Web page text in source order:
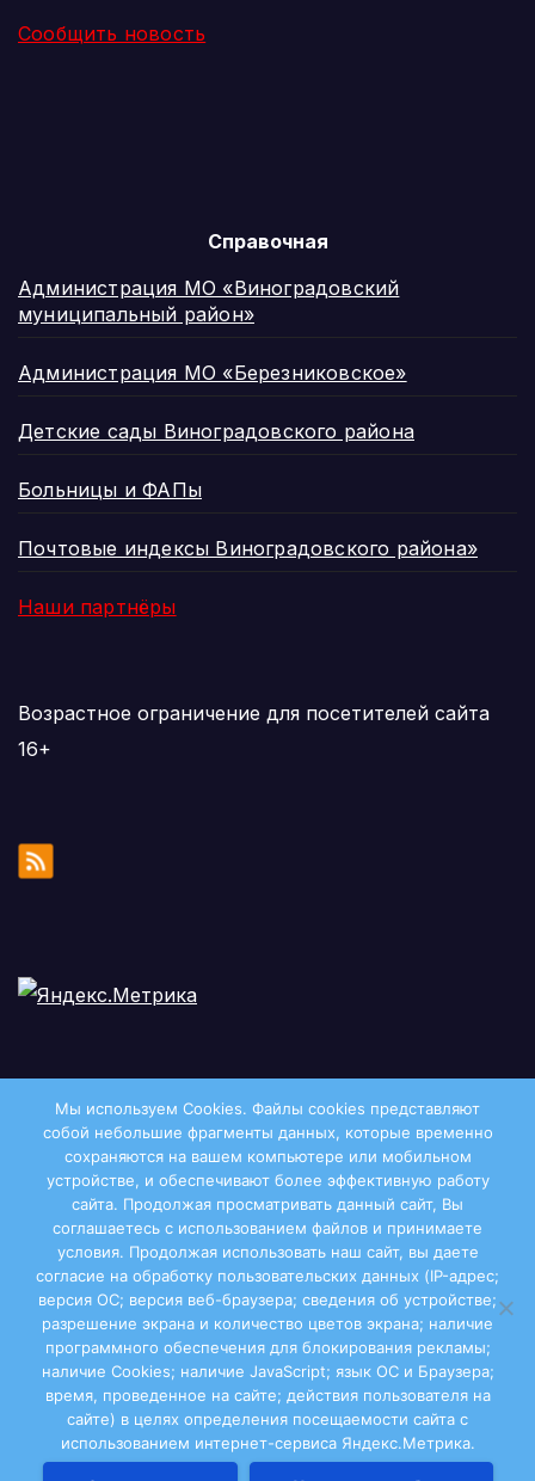
Сообщить новость
Справочная
Администрация МО «Виноградовский
муниципальный район»
Администрация МО «Березниковское»
Детские сады Виноградовского района
Больницы и ФАПы
Почтовые индексы Виноградовского района»
Наши партнёры
Возрастное ограничение для посетителей сайта
16+
Двиноважье
Сайт работает на WordPress|Тема: Newsup, автор
Themeansar
Мы используем Cookies. Файлы сookies представляют
собой небольшие фрагменты данных, которые временно
сохраняются на вашем компьютере или мобильном
устройстве, и обеспечивают более эффективную работу
сайта. Продолжая просматривать данный сайт, Вы
соглашаетесь с использованием файлов и принимаете
условия. Продолжая использовать наш сайт, вы даете
согласие на обработку пользовательских данных (IP-адрес;
версия ОС; версия веб-браузера; сведения об устройстве;
разрешение экрана и количество цветов экрана; наличие
программного обеспечения для блокирования рекламы;
наличие Cookies; наличие JavaScript; язык ОС и Браузера;
время, проведенное на сайте; действия пользователя на
сайте) в целях определения посещаемости сайта с
использованием интернет-сервиса Яндекс.Метрика.